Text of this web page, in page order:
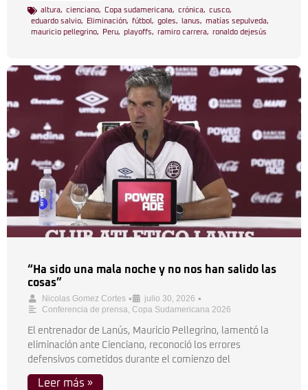
altura, cienciano, Copa sudamericana, crónica, cusco,
eduardo salvio, Eliminación, fútbol , goles, lanus, matías sepulveda,
mauricio pellegrino, Peru, playoffs, ramiro carrera, ronaldo dejesús
“Ha sido una mala noche y no nos han salido las
cosas”
Nicolas Gomez Cortes • julio 30, 2026 •
Conferencia de prensa, Copa Sudamericana 2026
El entrenador de Lanús, Mauricio Pellegrino, lamentó la
eliminación ante Cienciano, reconoció los errores
defensivos cometidos durante el comienzo del
Leer más »